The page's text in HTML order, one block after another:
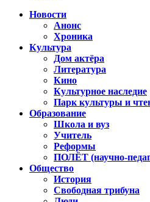
Новости
Анонс
Хроника
Культура
Дом актёра
Литература
Кино
Культурное наследие
Парк культуры и
Образование
Школа и вуз
Учитель
Реформы
ПОЛЁТ (научно-
Общество
История
Свободная трибуна